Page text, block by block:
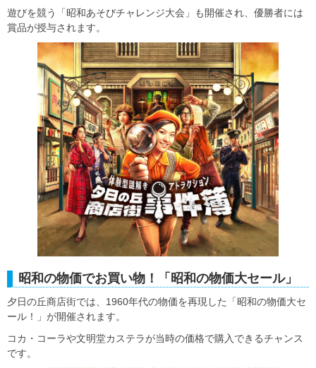
遊びを競う「昭和あそびチャレンジ大会」も開催され、優勝者には
賞品が授与されます。
昭和の物価でお買い物！「昭和の物価大セール」
夕日の丘商店街では、1960年代の物価を再現した「昭和の物価大セ
ール！」が開催されます。
コカ・コーラや文明堂カステラが当時の価格で購入できるチャンス
です。